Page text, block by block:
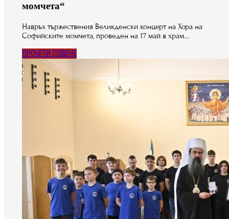
момчета“
Навръх тържествения Великденски концерт на Хора на
Софийските момчета, проведен на 17 май в храм…
ПРОЧЕТИ ПОВЕЧЕ